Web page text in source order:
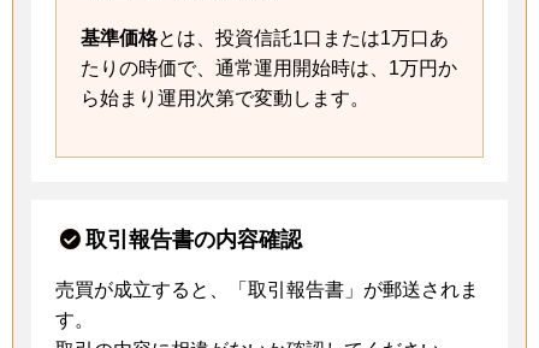
基準価格とは、投資信託1口または1万口あ
たりの時価で、通常運用開始時は、1万円か
ら始まり運用次第で変動します。
取引報告書の内容確認
売買が成立すると、「取引報告書」が郵送されま
す。